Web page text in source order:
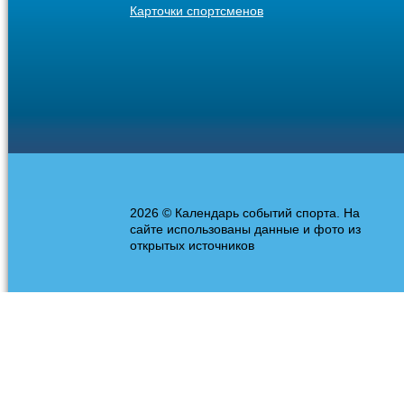
Карточки спортсменов
2026 © Календарь событий спорта. На
сайте использованы данные и фото из
открытых источников